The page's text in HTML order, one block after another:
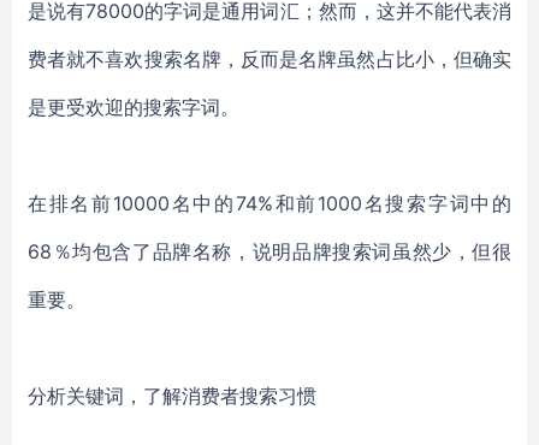
是说有78000的字词是通用词汇；然而，这并不能代表消
费者就不喜欢搜索名牌，反而是名牌虽然占比小，但确实
是更受欢迎的搜索字词。
在排名前10000名中的74%和前1000名搜索字词中的
68％均包含了品牌名称，说明品牌搜索词虽然少，但很
重要。
分析关键词，了解消费者搜索习惯